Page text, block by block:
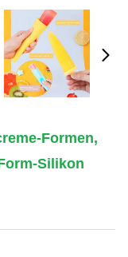
Formen,
Silikon